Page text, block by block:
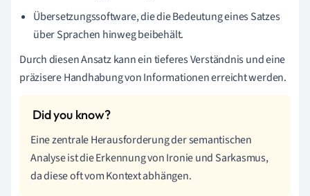
Übersetzungssoftware, die die Bedeutung eines Satzes
über Sprachen hinweg beibehält.
Durch diesen Ansatz kann ein tieferes Verständnis und eine
präzisere Handhabung von Informationen erreicht werden.
Eine zentrale Herausforderung der semantischen
Analyse ist die Erkennung von Ironie und Sarkasmus,
da diese oft vom Kontext abhängen.